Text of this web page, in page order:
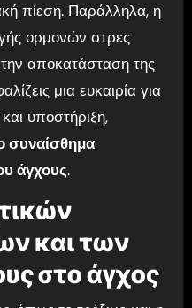
πίεση. Παράλληλα, η
ορμονών στρες
αποκατάσταση της
μια ευκαιρία για
υποστήριξη,
συναίσθημα
άγχους.
και των
στο άγχος